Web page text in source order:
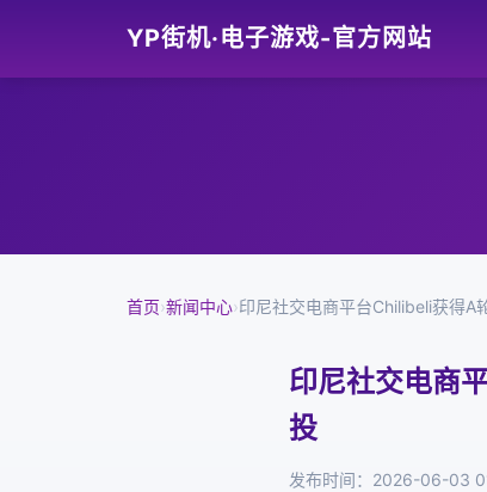
YP街机·电子游戏-官方网站
首页›新闻中心›印尼社交电商平台Chilibeli获得
印尼社交电商
投
发布时间：2026-06-03